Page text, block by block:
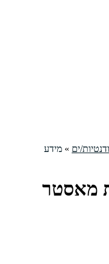
ים » מידע
מאסטר